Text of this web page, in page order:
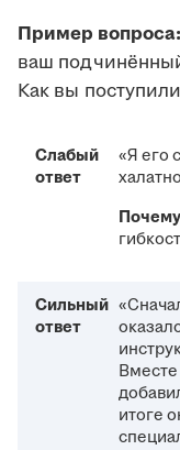
Пример вопроса:
ваш
Как вы
Слабый
ответ
«Я его
Сильный
ответ
Вместе
итоге